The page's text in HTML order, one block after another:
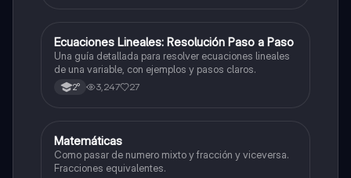
Matemáticas
Ecuaciones Lineales: Resolución Paso a Paso
Una guía detallada para resolver ecuaciones lineales
de una variable, con ejemplos y pasos claros.
2° 3,247 27
Matemáticas
Matemáticas
Como pasar de numero mixto y fracción y viceversa.
Fracciones equivalentes.